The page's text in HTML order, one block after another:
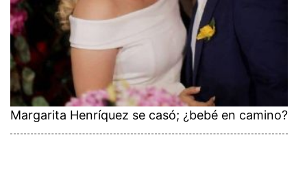
Margarita Henríquez se casó; ¿bebé en camino?